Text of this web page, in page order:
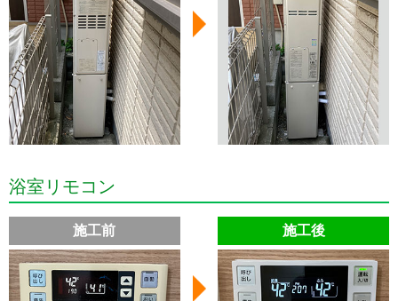
浴室リモコン
施工前 施工後